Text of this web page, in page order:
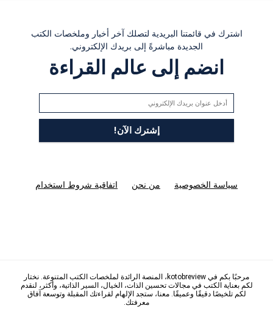
اشترك في قائمتنا البريدية لتصلك آخر أخبار وملخصات الكتب
الجديدة مباشرةً إلى بريدك الإلكتروني.
انضم إلى عالم القراءة
سياسة الخصوصية من نحن اتفاقية شروط استخدام
مرحبًا بكم في kotobreview، المنصة الرائدة لملخصات الكتب المتنوعة. نختار
لكم بعناية الكتب في مجالات تحسين الذات، الخيال، السير الذاتية، وأكثر، لنقدم
لكم تلخيصًا دقيقًا وعميقًا. معنا، ستجد الإلهام لقراءتك المقبلة وتوسعة آفاق
معرفتك.